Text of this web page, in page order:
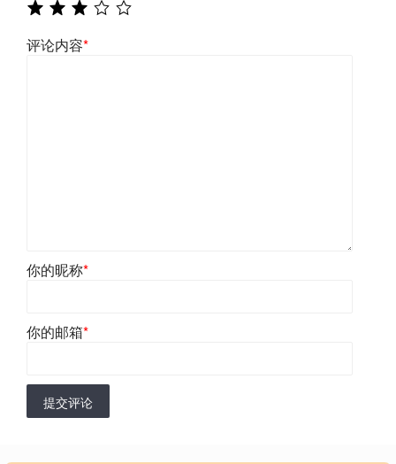
评论内容*
你的昵称*
你的邮箱*
提交评论